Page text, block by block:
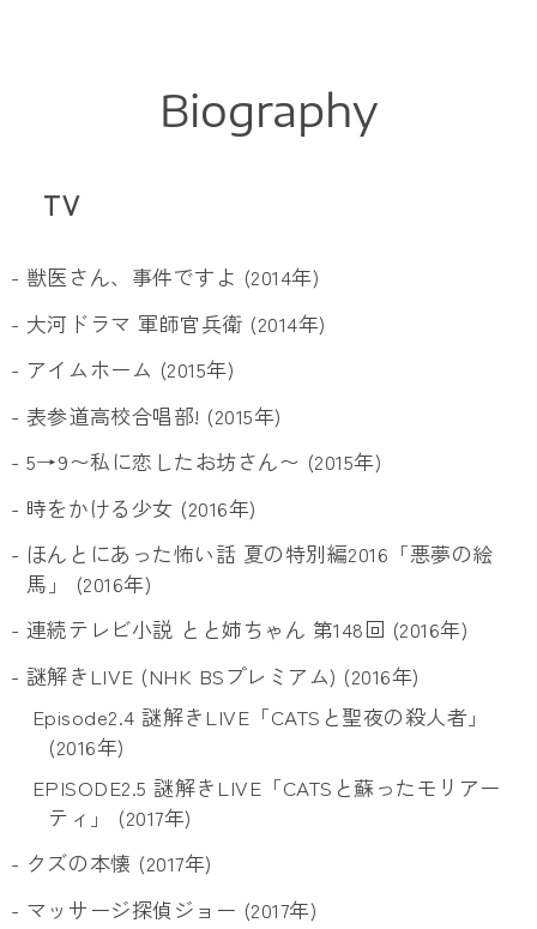
Biography
TV
- 獣医さん、事件ですよ (2014年)
- 大河ドラマ 軍師官兵衛 (2014年)
- アイムホーム (2015年)
- 表参道高校合唱部! (2015年)
- 5→9〜私に恋したお坊さん〜 (2015年)
- 時をかける少女 (2016年)
- ほんとにあった怖い話 夏の特別編2016「悪夢の絵
馬」 (2016年)
- 連続テレビ小説 とと姉ちゃん 第148回 (2016年)
- 謎解きLIVE (NHK BSプレミアム) (2016年)
Episode2.4 謎解きLIVE「CATSと聖夜の殺人者」
(2016年)
EPISODE2.5 謎解きLIVE「CATSと蘇ったモリアー
ティ」 (2017年)
- クズの本懐 (2017年)
- マッサージ探偵ジョー (2017年)